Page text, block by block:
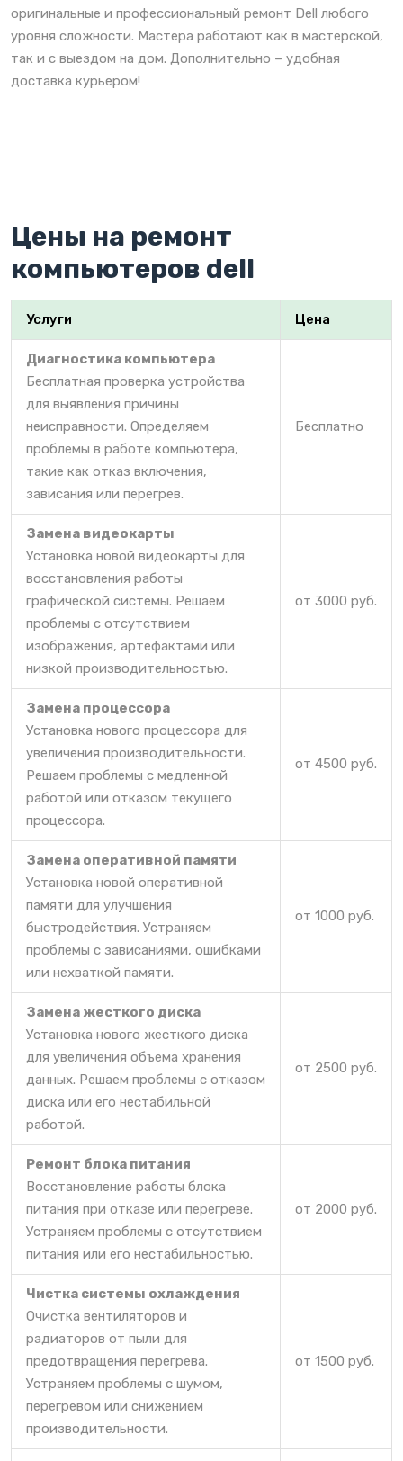
оригинальные и профессиональный ремонт Dell любого
уровня сложности. Мастера работают как в мастерской,
так и с выездом на дом. Дополнительно – удобная
доставка курьером!
Цены на ремонт
компьютеров dell
Услуги Цена
Диагностика компьютера
Бесплатная проверка устройства
для выявления причины
неисправности. Определяем
проблемы в работе компьютера,
такие как отказ включения,
зависания или перегрев.
Бесплатно
Замена видеокарты
Установка новой видеокарты для
восстановления работы
графической системы. Решаем
проблемы с отсутствием
изображения, артефактами или
низкой производительностью.
от 3000 руб.
Замена процессора
Установка нового процессора для
увеличения производительности.
Решаем проблемы с медленной
работой или отказом текущего
процессора.
от 4500 руб.
Замена оперативной памяти
Установка новой оперативной
памяти для улучшения
быстродействия. Устраняем
проблемы с зависаниями, ошибками
или нехваткой памяти.
от 1000 руб.
Замена жесткого диска
Установка нового жесткого диска
для увеличения объема хранения
данных. Решаем проблемы с отказом
диска или его нестабильной
работой.
от 2500 руб.
Ремонт блока питания
Восстановление работы блока
питания при отказе или перегреве.
Устраняем проблемы с отсутствием
питания или его нестабильностью.
от 2000 руб.
Чистка системы охлаждения
Очистка вентиляторов и
радиаторов от пыли для
предотвращения перегрева.
Устраняем проблемы с шумом,
перегревом или снижением
производительности.
от 1500 руб.